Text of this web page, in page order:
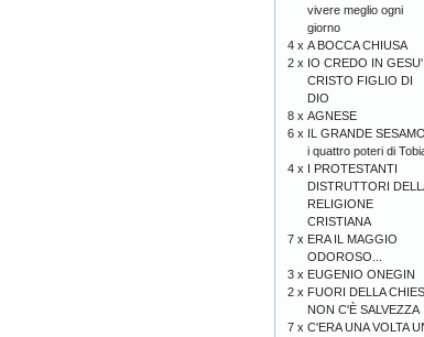
vivere meglio ogni
giorno
4 x A BOCCA CHIUSA
2 x IO CREDO IN GESU'
CRISTO FIGLIO DI
DIO
8 x AGNESE
6 x IL GRANDE
i quattro poteri di
4 x I PROTESTANTI
DISTRUTTORI
RELIGIONE
CRISTIANA
7 x ERA IL MAGGIO
ODOROSO...
3 x EUGENIO ONEGIN
2 x FUORI DELLA
NON C'È SALVEZZA
7 x C'ERA UNA VOLTA